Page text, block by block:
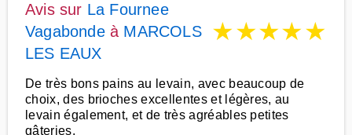
Avis sur La Fournee
Vagabondeà MARCOLS
LES EAUX
★★★★★
De très bons pains au levain, avec beaucoup de
choix, des brioches excellentes et légères, au
levain également, et de très agréables petites
gâteries.